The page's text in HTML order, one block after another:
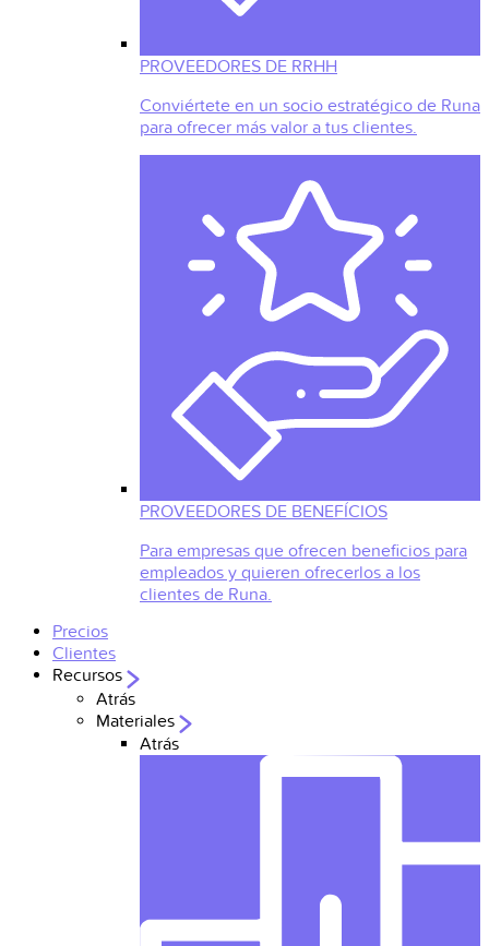
PROVEEDORES DE RRHH
Conviértete en un socio estratégico de Runa
para ofrecer más valor a tus clientes.
PROVEEDORES DE BENEFÍCIOS
Para empresas que ofrecen beneficios para
empleados y quieren ofrecerlos a los
clientes de Runa.
Precios
Clientes
Recursos
Atrás
Materiales
Atrás